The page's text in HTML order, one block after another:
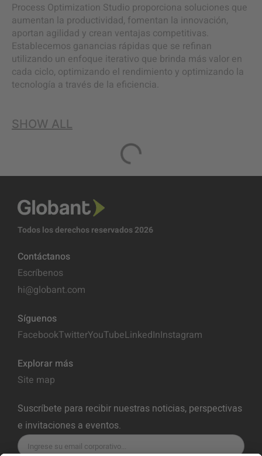
Process Optimization Studio proporciona soluciones que
aumentan la productividad, fomentan la innovación,
aportan agilidad y crean ventajas competitivas.
Establecemos ganancias rápidas que se refinan
utilizando un enfoque iterativo que brinda más valor en
cada ciclo, optimizando el rendimiento y optimizando la
tecnología a través de la eficiencia.
SHOW ALL
Todos los derechos reservados 2026
Contáctanos
Escríbenos
hi@globant.com
Síguenos
FacebookTwitterYouTubeLinkedInInstagram
Explorar más
Site map
Suscríbete para recibir nuestras noticias, perspectivas
e invitaciones a eventos.